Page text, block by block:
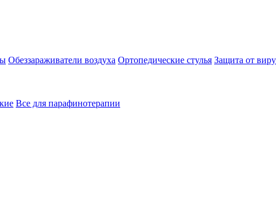
Обеззараживатели воздуха Ортопедические стулья Защита от
Все для парафинотерапии